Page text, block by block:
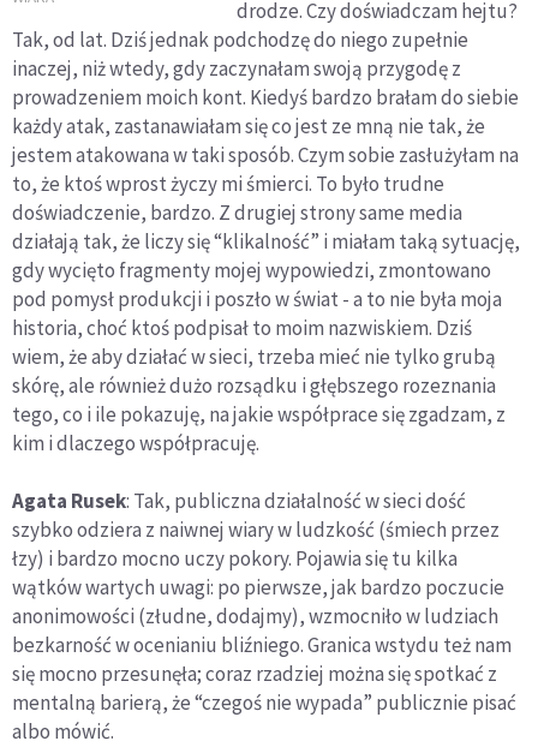
drodze. Czy doświadczam hejtu?
Tak, od lat. Dziś jednak podchodzę do niego zupełnie
inaczej, niż wtedy, gdy zaczynałam swoją przygodę z
prowadzeniem moich kont. Kiedyś bardzo brałam do siebie
każdy atak, zastanawiałam się co jest ze mną nie tak, że
jestem atakowana w taki sposób. Czym sobie zasłużyłam na
to, że ktoś wprost życzy mi śmierci. To było trudne
doświadczenie, bardzo. Z drugiej strony same media
działają tak, że liczy się “klikalność” i miałam taką sytuację,
gdy wycięto fragmenty mojej wypowiedzi, zmontowano
pod pomysł produkcji i poszło w świat - a to nie była moja
historia, choć ktoś podpisał to moim nazwiskiem. Dziś
wiem, że aby działać w sieci, trzeba mieć nie tylko grubą
skórę, ale również dużo rozsądku i głębszego rozeznania
tego, co i ile pokazuję, na jakie współprace się zgadzam, z
kim i dlaczego współpracuję.
Agata Rusek: Tak, publiczna działalność w sieci dość
szybko odziera z naiwnej wiary w ludzkość (śmiech przez
łzy) i bardzo mocno uczy pokory. Pojawia się tu kilka
wątków wartych uwagi: po pierwsze, jak bardzo poczucie
anonimowości (złudne, dodajmy), wzmocniło w ludziach
bezkarność w ocenianiu bliźniego. Granica wstydu też nam
się mocno przesunęła; coraz rzadziej można się spotkać z
mentalną barierą, że “czegoś nie wypada” publicznie pisać
albo mówić.